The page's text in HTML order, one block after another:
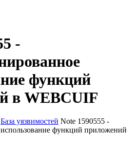
-
функций
в WEBCUIF
База уязвимостей Note 1590555 -
функций приложений